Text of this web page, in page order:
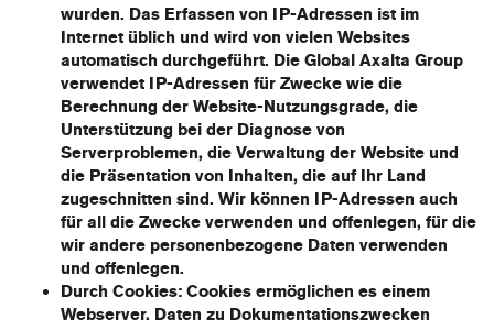
wurden. Das Erfassen von IP-Adressen ist im
Internet üblich und wird von vielen Websites
automatisch durchgeführt. Die Global Axalta Group
verwendet IP-Adressen für Zwecke wie die
Berechnung der Website-Nutzungsgrade, die
Unterstützung bei der Diagnose von
Serverproblemen, die Verwaltung der Website und
die Präsentation von Inhalten, die auf Ihr Land
zugeschnitten sind. Wir können IP-Adressen auch
für all die Zwecke verwenden und offenlegen, für die
wir andere personenbezogene Daten verwenden
und offenlegen.
Durch Cookies: Cookies ermöglichen es einem
Webserver, Daten zu Dokumentationszwecken